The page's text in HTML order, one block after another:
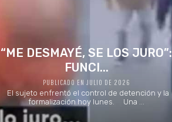
“ME DESMAYÉ, SE LOS JURO”:
FUNCI...
PUBLICADO EN JULIO DE 2026
El sujeto enfrentó el control de detención y la
formalización hoy lunes. Una ...